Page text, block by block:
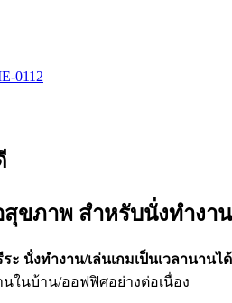
0112
สุขภาพ สำหรับนั่งทำงาน
ะ นั่งทำงาน/เล่นเกมเป็นเวลานาน
ในบ้าน/ออฟฟิศอย่างต่อเนื่อง